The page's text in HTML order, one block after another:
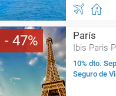
47 París
Ibis Paris
10% dto.
Seguro de